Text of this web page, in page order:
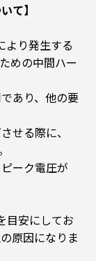
て】
より発生する
めの中間ハー
あり、他の要
る際に、
ーク電圧が
安にしてお
原因になりま